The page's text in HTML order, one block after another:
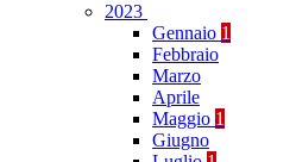
2023
Gennaio 1
Febbraio
Marzo
Aprile
Maggio 1
Giugno